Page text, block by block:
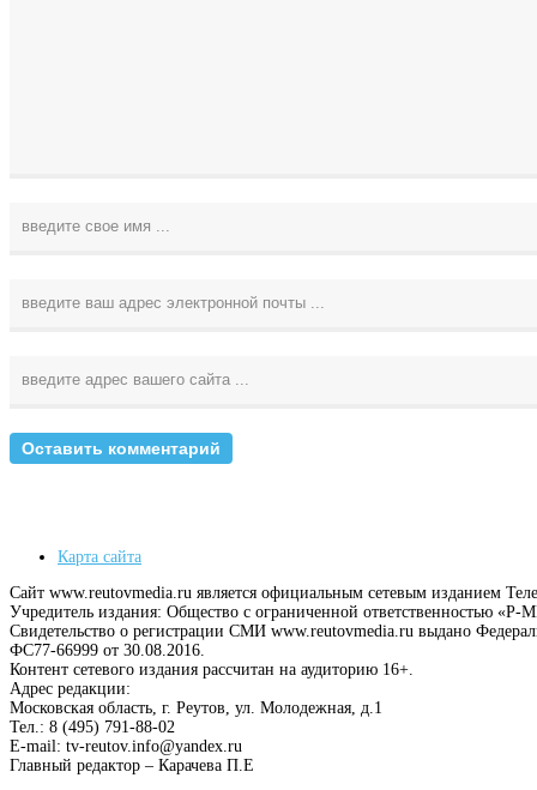
Карта сайта
Сайт www.reutovmedia.ru является официальным сетевым изданием
Учредитель издания: Общество с ограниченной ответственностью
Свидетельство о регистрации СМИ www.reutovmedia.ru выдано
ФС77-66999 от 30.08.2016.
Контент сетевого издания рассчитан на аудиторию 16+.
Адрес редакции:
Московская область, г. Реутов, ул. Молодежная, д.1
Тел.: 8 (495) 791-88-02
E-mail: tv-reutov.info@yandex.ru
Главный редактор – Карачева П.Е